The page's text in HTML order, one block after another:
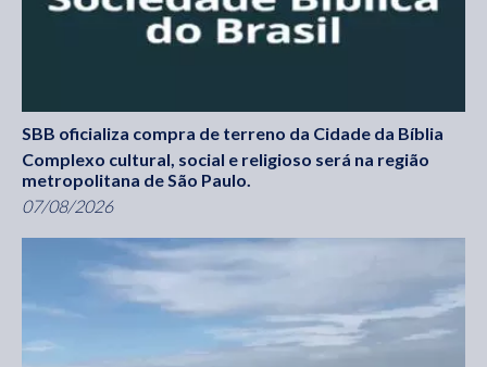
SBB oficializa compra de terreno da Cidade da Bíblia
Complexo cultural, social e religioso será na região
metropolitana de São Paulo.
07/08/2026